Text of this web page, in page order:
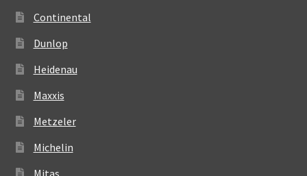
Continental
Dunlop
Heidenau
Maxxis
Metzeler
Michelin